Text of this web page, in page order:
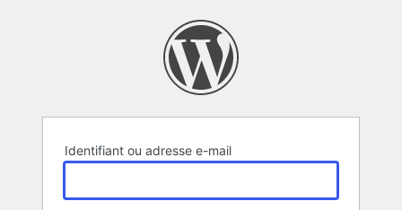
Identifiant ou adresse e-mail